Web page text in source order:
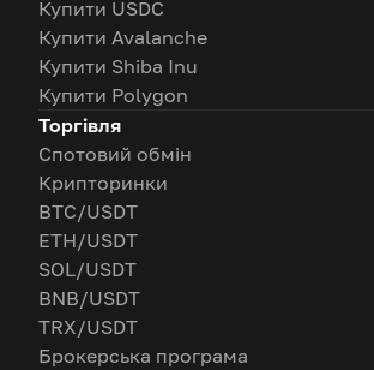
Купити USDC
Купити Avalanche
Купити Shiba Inu
Купити Polygon
Торгівля
Спотовий обмін
Крипторинки
BTC/USDT
ETH/USDT
SOL/USDT
BNB/USDT
TRX/USDT
Брокерська програма